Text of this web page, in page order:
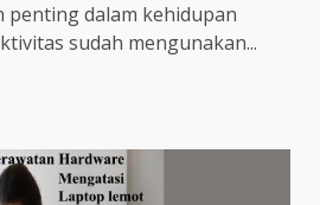
penting dalam kehidupan
sudah mengunakan...